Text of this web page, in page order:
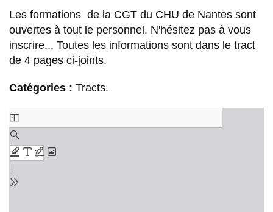
Les formations de la CGT du CHU de Nantes sont
ouvertes à tout le personnel. N'hésitez pas à vous
inscrire... Toutes les informations sont dans le tract
de 4 pages ci-joints.
Catégories : Tracts